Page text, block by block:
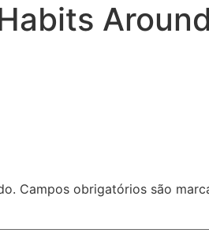
Campos obrigatórios são